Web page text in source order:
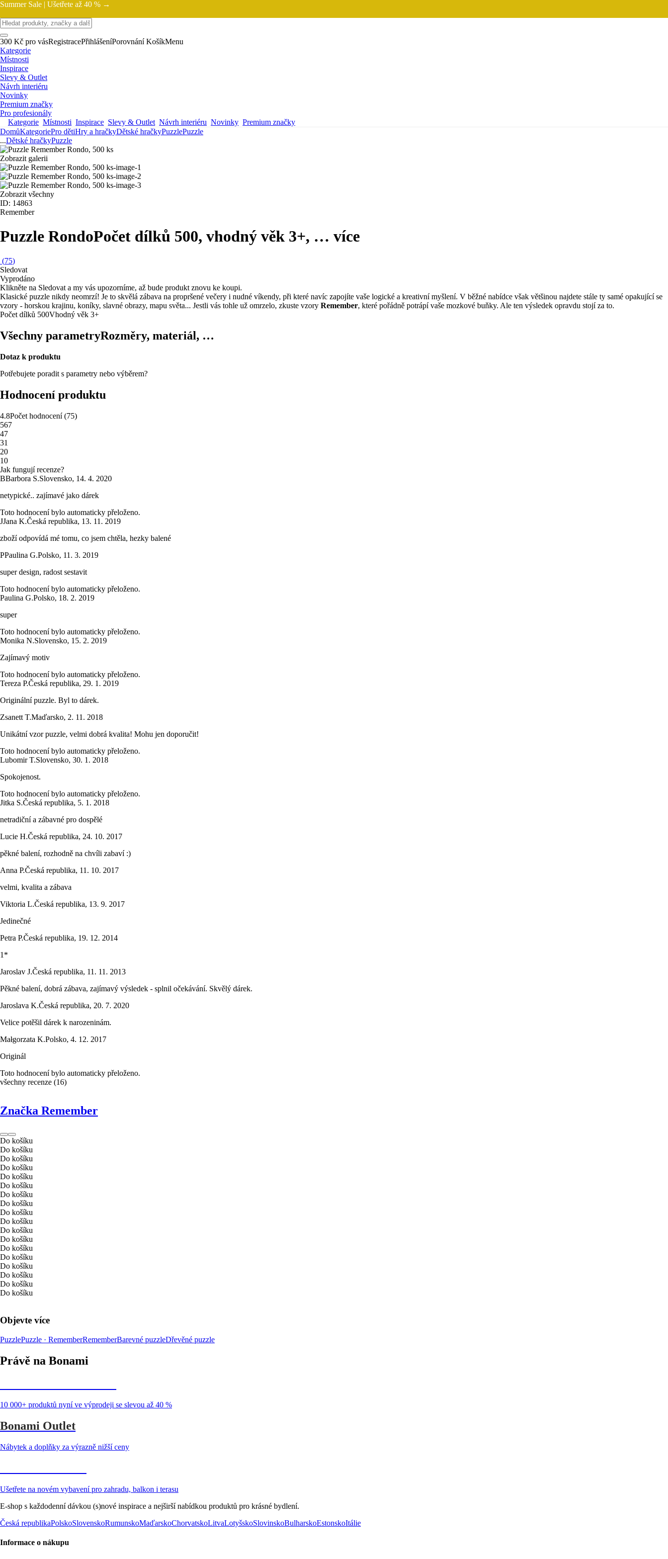
Summer Sale | Ušetřete až 40 % →
300 Kč pro vásRegistracePřihlášeníPorovnání KošíkMenu
Kategorie
Místnosti
Inspirace
Slevy & Outlet
Návrh interiéru
Novinky
Premium značky
Pro profesionály
Kategorie Místnosti Inspirace Slevy & Outlet Návrh interiéru Novinky Premium značky
DomůKategoriePro dětiHry a hračkyDětské hračkyPuzzlePuzzle
...Dětské hračkyPuzzle
Zobrazit galerii
Zobrazit všechny
ID: 14863
Remember
Puzzle RondoPočet dílků 500, vhodný věk 3+, … více
(75)
Sledovat
Vyprodáno
Klikněte na Sledovat a my vás upozorníme, až bude produkt znovu ke koupi.
Klasické puzzle nikdy neomrzí! Je to skvělá zábava na propršené večery i nudné víkendy, při které navíc zapojíte vaše logické a kreativní myšlení. V běžné nabídce však většinou najdete stále ty samé opakující se
vzory - horskou krajinu, koníky, slavné obrazy, mapu světa... Jestli vás tohle už omrzelo, zkuste vzory Remember, které pořádně potrápí vaše mozkové buňky. Ale ten výsledek opravdu stojí za to.
Počet dílků 500Vhodný věk 3+
Všechny parametryRozměry, materiál, …
Dotaz k produktu
Potřebujete poradit s parametry nebo výběrem?
Hodnocení produktu
4.8Počet hodnocení(75)
567
47
31
20
10
Jak fungují recenze?
BBarbora S.Slovensko, 14. 4. 2020
netypické.. zajímavé jako dárek
Toto hodnocení bylo automaticky přeloženo.
JJana K.Česká republika, 13. 11. 2019
zboží odpovídá mé tomu, co jsem chtěla, hezky balené
PPaulina G.Polsko, 11. 3. 2019
super design, radost sestavit
Toto hodnocení bylo automaticky přeloženo.
Paulina G.Polsko, 18. 2. 2019
super
Toto hodnocení bylo automaticky přeloženo.
Monika N.Slovensko, 15. 2. 2019
Zajímavý motiv
Toto hodnocení bylo automaticky přeloženo.
Tereza P.Česká republika, 29. 1. 2019
Originální puzzle. Byl to dárek.
Zsanett T.Maďarsko, 2. 11. 2018
Unikátní vzor puzzle, velmi dobrá kvalita! Mohu jen doporučit!
Toto hodnocení bylo automaticky přeloženo.
Lubomir T.Slovensko, 30. 1. 2018
Spokojenost.
Toto hodnocení bylo automaticky přeloženo.
Jitka S.Česká republika, 5. 1. 2018
netradiční a zábavné pro dospělé
Lucie H.Česká republika, 24. 10. 2017
pěkné balení, rozhodně na chvíli zabaví :)
Anna P.Česká republika, 11. 10. 2017
velmi, kvalita a zábava
Viktoria L.Česká republika, 13. 9. 2017
Jedinečné
Petra P.Česká republika, 19. 12. 2014
1*
Jaroslav J.Česká republika, 11. 11. 2013
Pěkné balení, dobrá zábava, zajímavý výsledek - splnil očekávání. Skvělý dárek.
Jaroslava K.Česká republika, 20. 7. 2020
Velice potěšil dárek k narozeninám.
Małgorzata K.Polsko, 4. 12. 2017
Originál
Toto hodnocení bylo automaticky přeloženo.
všechny recenze (16)
Značka Remember
Do košíku
Do košíku
Do košíku
Do košíku
Do košíku
Do košíku
Do košíku
Do košíku
Do košíku
Do košíku
Do košíku
Do košíku
Do košíku
Do košíku
Do košíku
Do košíku
Do košíku
Do košíku
Objevte více
PuzzlePuzzle · RememberRememberBarevné puzzleDřevěné puzzle
Právě na Bonami
10 000+ produktů nyní ve výprodeji se slevou až 40 %
Bonami Outlet
Nábytek a doplňky za výrazně nižší ceny
Ušetřete na novém vybavení pro zahradu, balkon i terasu
E-shop s každodenní dávkou (s)nové inspirace a nejširší nabídkou produktů pro krásné bydlení.
Česká republikaPolskoSlovenskoRumunskoMaďarskoChorvatskoLitvaLotyšskoSlovinskoBulharskoEstonskoItálie
Informace o nákupu